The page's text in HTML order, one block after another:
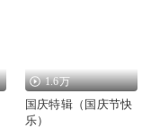
1.6万
国庆特辑（国庆节快
乐）